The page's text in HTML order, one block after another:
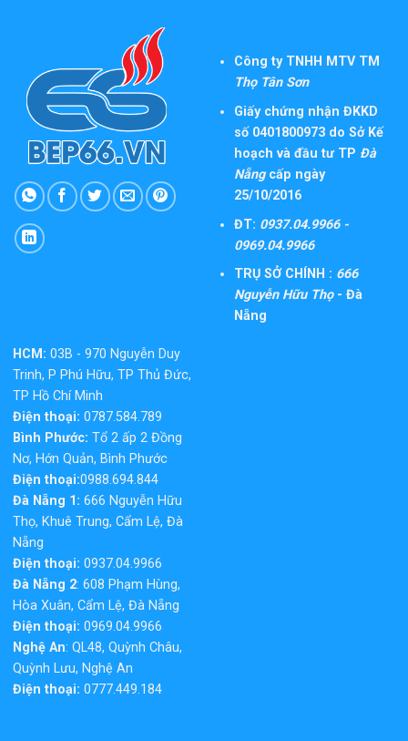
Công ty TNHH MTV TM
Thọ Tân Sơn
Giấy chứng nhận ĐKKD
số 0401800973 do Sở Kế
hoạch và đầu tư TP Đà
Nẵngcấp ngày
25/10/2016
ĐT: 0937.04.9966 -
0969.04.9966
TRỤ SỞ CHÍNH : 666
Nguyễn Hữu Thọ- Đà
Nẵng
HCM: 03B - 970 Nguyễn Duy
Trinh, P Phú Hữu, TP Thủ Đức,
TP Hồ Chí Minh
Điện thoại: 0787.584.789
Bình Phước: Tổ 2 ấp 2 Đồng
Nơ, Hớn Quản, Bình Phước
Điện thoại:0988.694.844
Đà Nẵng 1: 666 Nguyễn Hữu
Thọ, Khuê Trung, Cẩm Lệ, Đà
Nẵng
Điện thoại: 0937.04.9966
Đà Nẵng 2: 608 Phạm Hùng,
Hòa Xuân, Cẩm Lệ, Đà Nẵng
Điện thoại: 0969.04.9966
Nghệ An: QL48, Quỳnh Châu,
Quỳnh Lưu, Nghệ An
Điện thoại: 0777.449.184